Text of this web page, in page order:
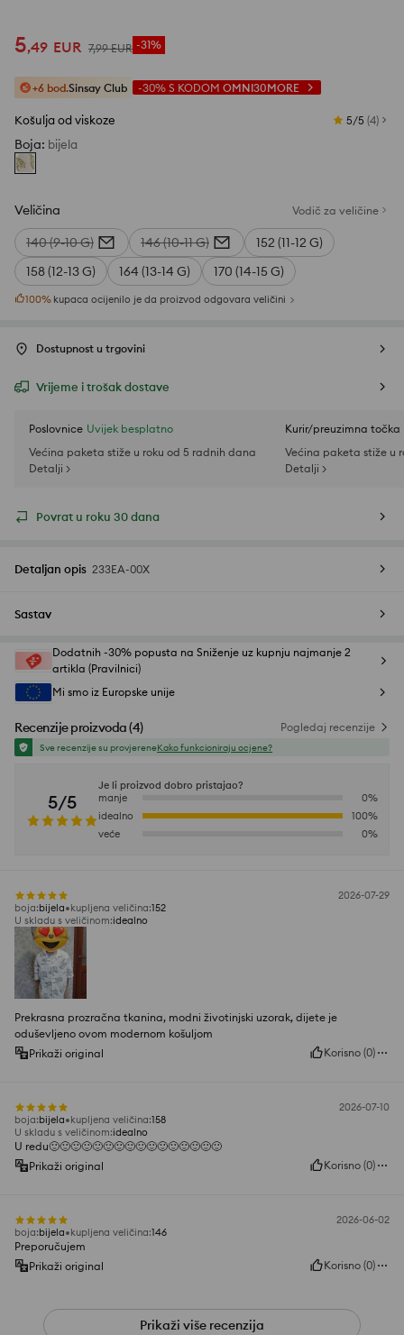
5,49 EUR 7,99 EUR -31%
+6 bod.Sinsay Club -30% S KODOM OMNI30MORE
Košulja od viskoze 5/5 (4)
Boja: bijela
Veličina Vodič za veličine
140 (9-10 G) 146 (10-11 G)
152 (11-12 G)
158 (12-13 G)
164 (13-14 G) 170 (14-15 G)
100% kupaca ocijenilo je da proizvod odgovara veličini
Dostupnost u trgovini
Vrijeme i trošak dostave
Poslovnice Uvijek besplatno
Većina paketa stiže u roku od 5 radnih dana
Detalji >
Kurir/preuzimna točka
Većina paketa stiže u
Detalji >
Povrat u roku 30 dana
Detaljan opis 233EA-00X
Sastav
Dodatnih -30% popusta na Sniženje uz kupnju najmanje 2
artikla (Pravilnici)
Mi smo iz Europske unije
Recenzije proizvoda(4) Pogledaj recenzije
Sve recenzije su provjereneKako funkcioniraju ocjene?
5/5
Je li proizvod dobro pristajao?
manje
0%
idealno
100%
veće
0%
2026-07-29
boja:bijela kupljena veličina:152
U skladu s veličinom:idealno
Prekrasna prozračna tkanina, modni životinjski uzorak, dijete je
oduševljeno ovom modernom košuljom
Prikaži original
Korisno (0)
2026-07-10
boja:bijela kupljena veličina:158
U skladu s veličinom:idealno
U redu🙂🙂🙂🙂🙂🙂🙂🙂🙂🙂🙂🙂🙂🙂🙂🙂
Prikaži original
Korisno (0)
2026-06-02
boja:bijela kupljena veličina:146
Preporučujem
Prikaži original
Korisno (0)
Prikaži više recenzija